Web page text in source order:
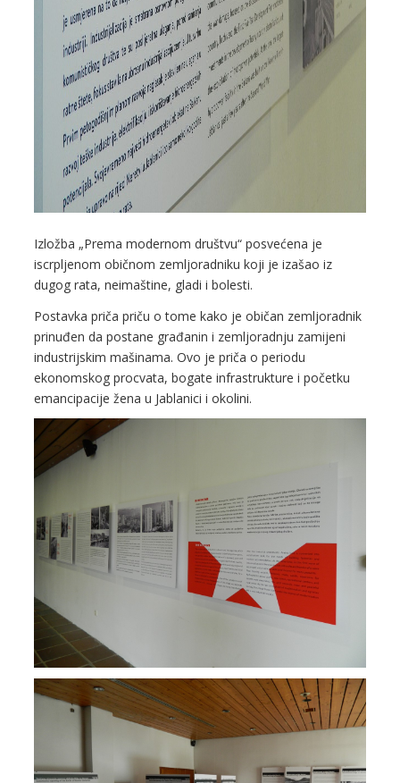
Izložba „Prema modernom društvu“ posvećena je
iscrpljenom običnom zemljoradniku koji je izašao iz
dugog rata, neimaštine, gladi i bolesti.
Postavka priča priču o tome kako je običan zemljoradnik
prinuđen da postane građanin i zemljoradnju zamijeni
industrijskim mašinama. Ovo je priča o periodu
ekonomskog procvata, bogate infrastrukture i početku
emancipacije žena u Jablanici i okolini.